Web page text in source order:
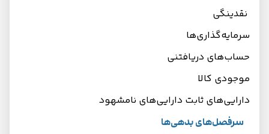
نقدینگی
سرمایه‌گذاری‌ها
حساب‌های دریافتنی
موجودی کالا
دارایی‌های ثابت دارایی‌های نامشهود
سرفصل‌های بدهی‌ها